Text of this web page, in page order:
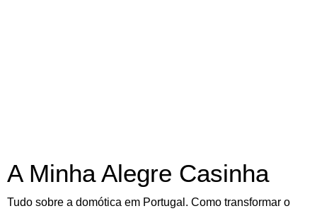
A Minha Alegre Casinha
Tudo sobre a domótica em Portugal. Como transformar o